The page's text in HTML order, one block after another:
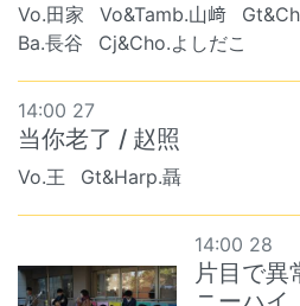
Vo.田家 Vo&Tamb.山﨑
Ba.長谷
Cj&Cho.よしだこ
14:00 27
当你老了 / 赵照
Vo.王 Gt&Harp.聶
14:00 28
片目で異